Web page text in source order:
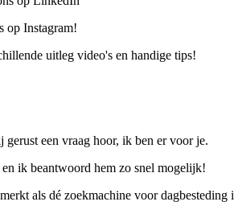
op Instagram!
uitleg video's en handige tips!
een vraag hoor, ik ben er voor je.
ik beantwoord hem zo snel mogelijk!
als dé zoekmachine voor